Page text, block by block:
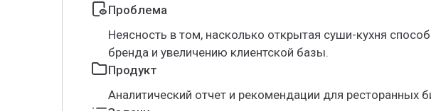
Проблема
Неясность в том, насколько открытая суши-кухня
бренда и увеличению клиентской базы.
Продукт
Аналитический отчет и рекомендации для ресторанных